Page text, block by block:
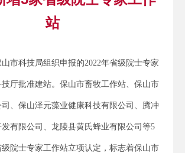
站
市科技局组织申报的2022年省级院士专家
厅批准建站。保山市畜牧工作站、保山市
、保山泽元藻业健康科技有限公司、腾冲
有限公司、龙陵县黄氏蜂业有限公司等5
院士专家工作站立项认定，标志着保山市